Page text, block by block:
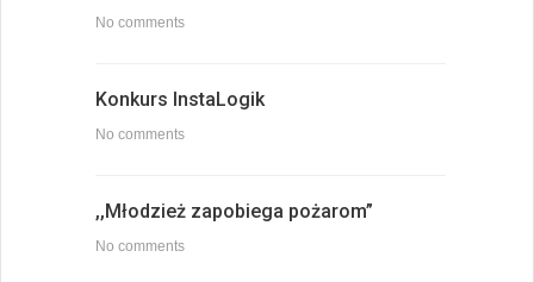
No comments
Konkurs InstaLogik
No comments
,,Młodzież zapobiega pożarom”
No comments